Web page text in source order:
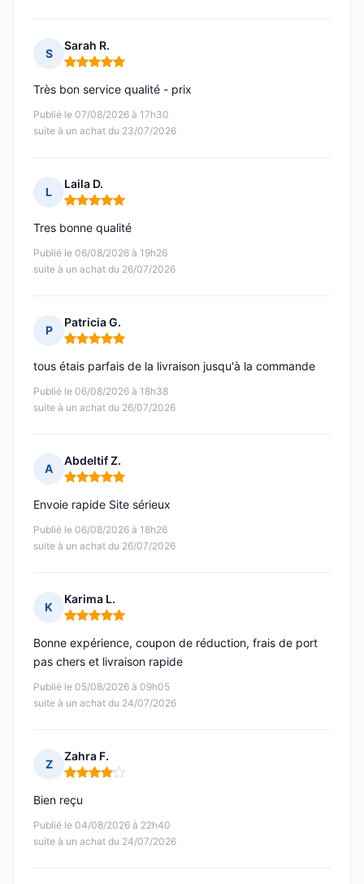
S
Sarah R.
Note : 5 sur 5
Publié le 07/08/2026 à 17h30
suite à un achat du 23/07/2026
Très bon service qualité - prix
L
Laila D.
Note : 5 sur 5
Publié le 06/08/2026 à 19h26
suite à un achat du 26/07/2026
Tres bonne qualité
P
Patricia G.
Note : 5 sur 5
Publié le 06/08/2026 à 18h38
suite à un achat du 26/07/2026
tous étais parfais de la livraison jusqu'à la commande
A
Abdeltif Z.
Note : 5 sur 5
Publié le 06/08/2026 à 18h26
suite à un achat du 26/07/2026
Envoie rapide Site sérieux
K
Karima L.
Note : 5 sur 5
Publié le 05/08/2026 à 09h05
suite à un achat du 24/07/2026
Bonne expérience, coupon de réduction, frais de port
pas chers et livraison rapide
Z
Zahra F.
Note : 4 sur 5
Publié le 04/08/2026 à 22h40
suite à un achat du 24/07/2026
Bien reçu